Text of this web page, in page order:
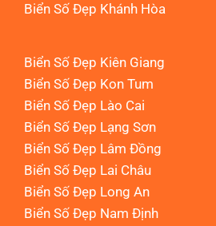
Biển Số Đẹp Khánh Hòa
Biển Số Đẹp Kiên Giang
Biển Số Đẹp Kon Tum
Biển Số Đẹp Lào Cai
Biển Số Đẹp Lạng Sơn
Biển Số Đẹp Lâm Đồng
Biển Số Đẹp Lai Châu
Biển Số Đẹp Long An
Biển Số Đẹp Nam Định